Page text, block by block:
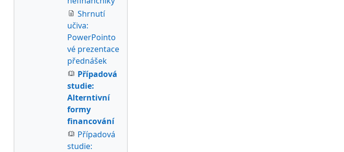
Shrnutí
učiva:
PowerPointo
vé prezentace
přednášek
Případová
studie:
Alterntivní
formy
financování
Případová
studie: